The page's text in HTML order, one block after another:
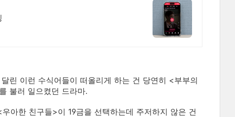
린 이런 수식어들이 떠올리게 하는 건 당연히 <부부의
불러 일으켰던 드라마.
아한 친구들>이 19금을 선택하는데 주저하지 않은 건